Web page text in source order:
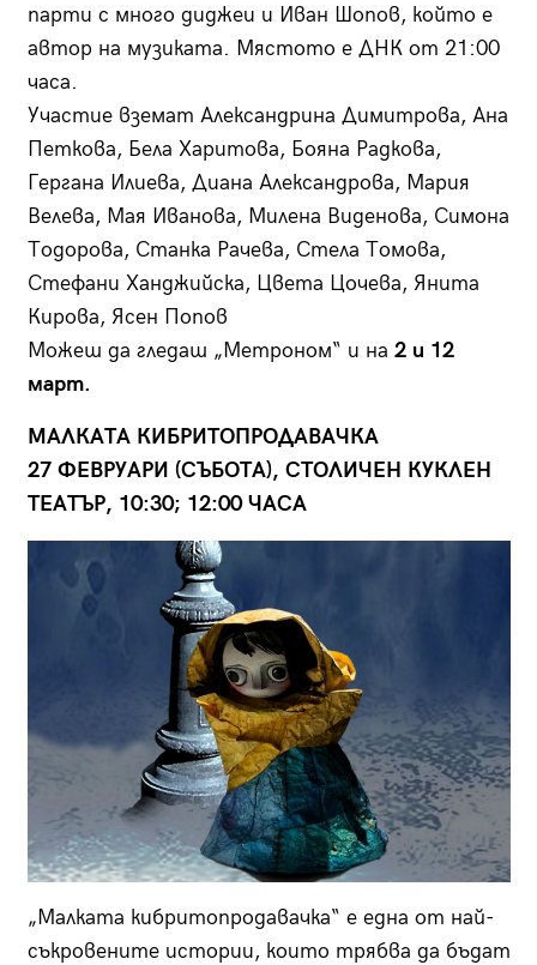
парти с много диджеи и Иван Шопов, който е
автор на музиката. Мястото е ДНК от 21:00
часа.
Участие вземат Александрина Димитрова, Ана
Петкова, Бела Харитова, Бояна Радкова,
Гергана Илиева, Диана Александрова, Мария
Велева, Мая Иванова, Милена Виденова, Симона
Тодорова, Станка Рачева, Стела Томова,
Стефани Ханджийска, Цвета Цочева, Янита
Кирова, Ясен Попов
Можеш да гледаш „Метроном“ и на 2 и 12
март.
МАЛКАТА КИБРИТОПРОДАВАЧКА
27 ФЕВРУАРИ (СЪБОТА), СТОЛИЧЕН КУКЛЕН
ТЕАТЪР, 10:30; 12:00 ЧАСА
„Малката кибритопродавачка“ е една от най-
съкровените истории, които трябва да бъдат